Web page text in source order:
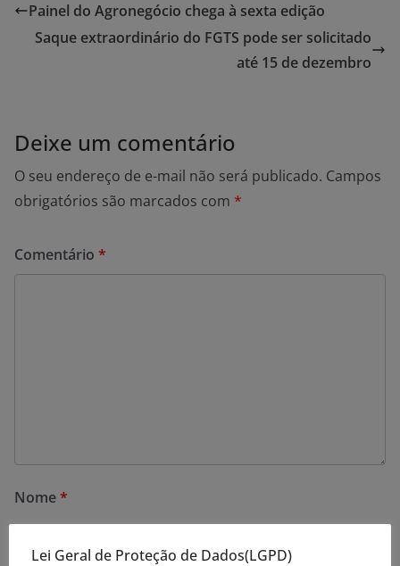
Painel do Agronegócio chega à sexta edição
Saque extraordinário do FGTS pode ser solicitado
até 15 de dezembro
Deixe um comentário
O seu endereço de e-mail não será publicado. Campos
obrigatórios são marcados com *
Comentário *
Nome*
Lei Geral de Proteção de Dados(LGPD)